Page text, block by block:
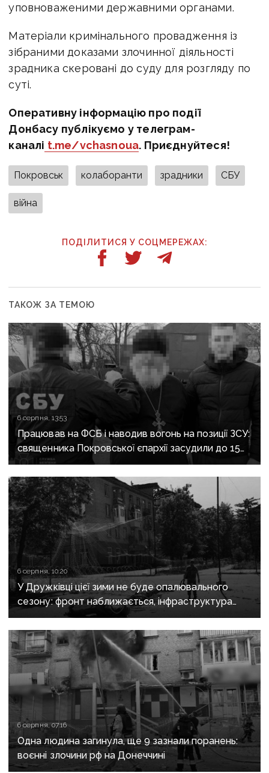
уповноваженими державними органами.
Матеріали кримінального провадження із
зібраними доказами злочинної діяльності
зрадника скеровані до суду для розгляду по
суті.
Оперативну інформацію про події
Донбасу публікуємо у телеграм-
каналі t.me/vchasnoua. Приєднуйтеся!
Покровськ колаборанти зрадники СБУ
війна
ПОДІЛИТИСЯ У СОЦМЕРЕЖАХ:
ТАКОЖ ЗА ТЕМОЮ
6 серпня, 13:53
Працював на ФСБ і наводив вогонь на позиції ЗСУ:
священника Покровської єпархії засудили до 15
років
6 серпня, 10:20
У Дружківці цієї зими не буде опалювального
сезону: фронт наближається, інфраструктура
критично зруйнована
6 серпня, 07:16
Одна людина загинула, ще 9 зазнали поранень:
воєнні злочини рф на Донеччині